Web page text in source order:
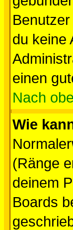
du keine
einen
Nach
Wie
(Ränge
deinem
Boards